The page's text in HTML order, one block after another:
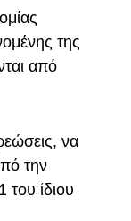
της
από
να
την
ίδιου